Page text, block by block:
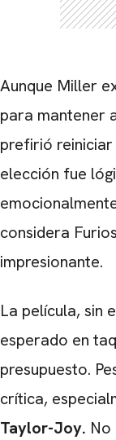
Aunque Miller
para mantener
prefirió reiniciar
elección fue
considera
impresionante.
La película, sin
esperado en
presupuesto.
crítica,
Taylor-Joy.